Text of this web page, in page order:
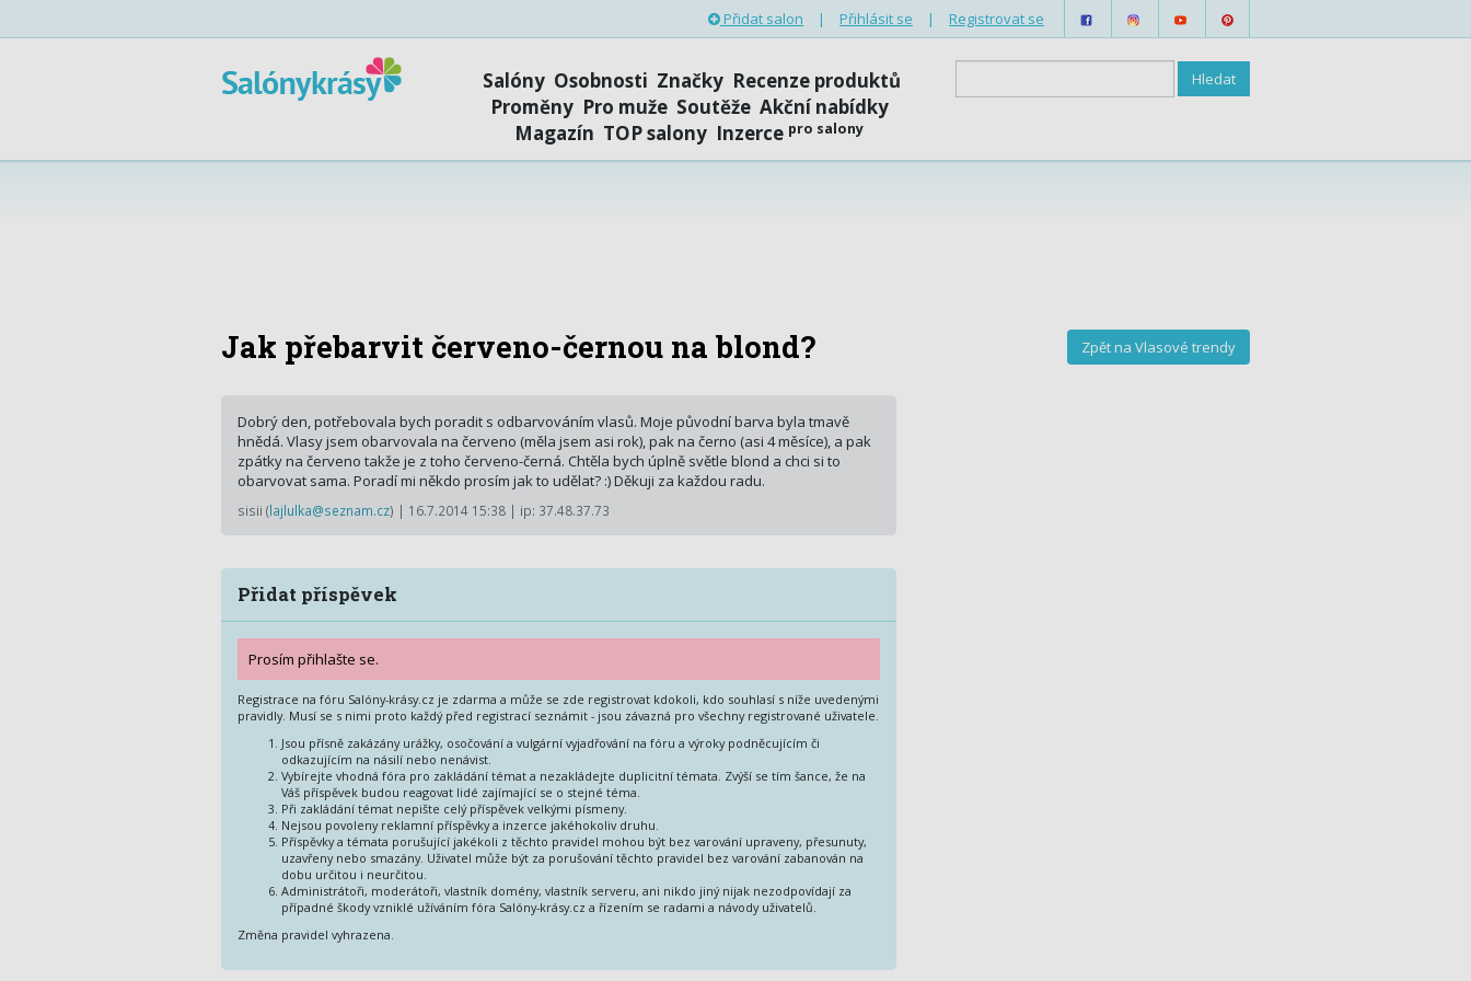
Přidat salon | Přihlásit se | Registrovat se
Salóny Osobnosti Značky Recenze produktů
Proměny Pro muže Soutěže Akční nabídky
Magazín TOP salony Inzerce pro salony
Zpět na Vlasové trendy
Jak přebarvit červeno-černou na blond?
Dobrý den, potřebovala bych poradit s odbarvováním vlasů. Moje původní barva byla tmavě
hnědá. Vlasy jsem obarvovala na červeno (měla jsem asi rok), pak na černo (asi 4 měsíce), a pak
zpátky na červeno takže je z toho červeno-černá. Chtěla bych úplně světle blond a chci si to
obarvovat sama. Poradí mi někdo prosím jak to udělat? :) Děkuji za každou radu.
sisii (lajlulka@seznam.cz) | 16.7.2014 15:38 | ip: 37.48.37.73
Přidat příspěvek
Prosím přihlašte se.
Registrace na fóru Salóny-krásy.cz je zdarma a může se zde registrovat kdokoli, kdo souhlasí s níže uvedenými
pravidly. Musí se s nimi proto každý před registrací seznámit - jsou závazná pro všechny registrované uživatele.
Jsou přísně zakázány urážky, osočování a vulgární vyjadřování na fóru a výroky podněcujícím či
odkazujícím na násilí nebo nenávist.
Vybírejte vhodná fóra pro zakládání témat a nezakládejte duplicitní témata. Zvýší se tím šance, že na
Váš příspěvek budou reagovat lidé zajímající se o stejné téma.
Při zakládání témat nepište celý příspěvek velkými písmeny.
Nejsou povoleny reklamní příspěvky a inzerce jakéhokoliv druhu.
Příspěvky a témata porušující jakékoli z těchto pravidel mohou být bez varování upraveny, přesunuty,
uzavřeny nebo smazány. Uživatel může být za porušování těchto pravidel bez varování zabanován na
dobu určitou i neurčitou.
Administrátoři, moderátoři, vlastník domény, vlastník serveru, ani nikdo jiný nijak nezodpovídají za
případné škody vzniklé užíváním fóra Salóny-krásy.cz a řízením se radami a návody uživatelů.
Změna pravidel vyhrazena.